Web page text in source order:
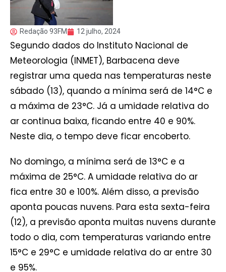
Redação 93FM 12 julho, 2024
Segundo dados do Instituto Nacional de
Meteorologia (INMET), Barbacena deve
registrar uma queda nas temperaturas neste
sábado (13), quando a mínima será de 14°C e
a máxima de 23°C. Já a umidade relativa do
ar continua baixa, ficando entre 40 e 90%.
Neste dia, o tempo deve ficar encoberto.
No domingo, a mínima será de 13°C e a
máxima de 25°C. A umidade relativa do ar
fica entre 30 e 100%. Além disso, a previsão
aponta poucas nuvens. Para esta sexta-feira
(12), a previsão aponta muitas nuvens durante
todo o dia, com temperaturas variando entre
15°C e 29°C e umidade relativa do ar entre 30
e 95%.